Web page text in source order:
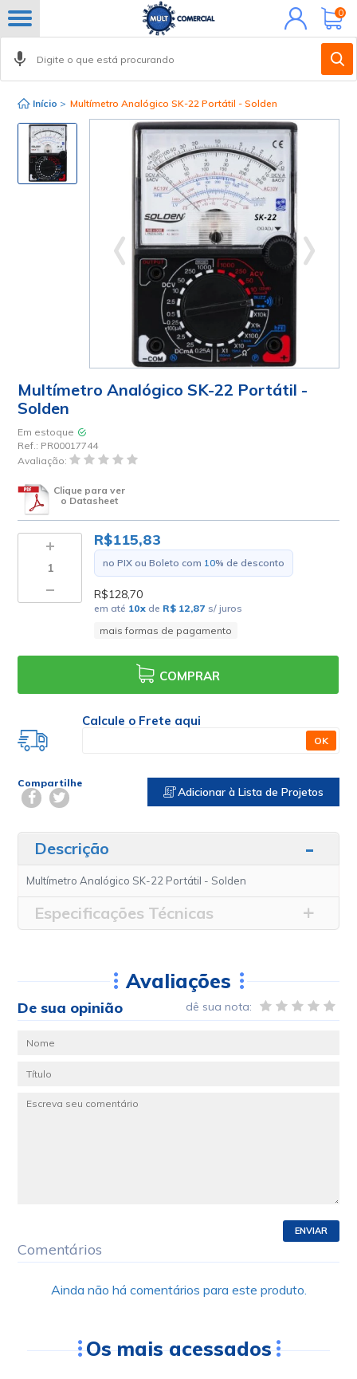
Minha
conta
0
Início > Multímetro Analógico SK-22 Portátil - Solden
Multímetro Analógico SK-22 Portátil -
Solden
Em estoque
Ref.: PR00017744
Avaliação:
Clique para ver
o Datasheet
R$115,83
no PIX ou Boleto com 10% de desconto
R$128,70
em até 10x de R$ 12,87 s/ juros
mais formas de pagamento
COMPRAR
Calcule o Frete aqui
OK
Compartilhe
Adicionar à Lista de Projetos
Descrição
Multímetro Analógico SK-22 Portátil - Solden
Especificações Técnicas
Avaliações
De sua opinião dê sua nota:
ENVIAR
Comentários
Ainda não há comentários para este produto.
Os mais acessados